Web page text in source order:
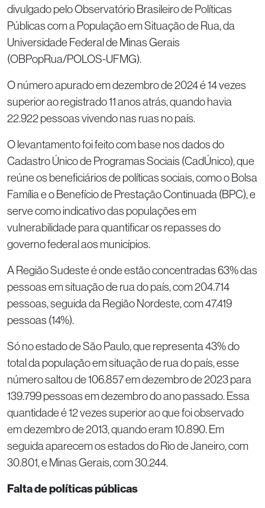
divulgado pelo Observatório Brasileiro de Políticas
Públicas com a População em Situação de Rua, da
Universidade Federal de Minas Gerais
(OBPopRua/POLOS-UFMG).
O número apurado em dezembro de 2024 é 14 vezes
superior ao registrado 11 anos atrás, quando havia
22.922 pessoas vivendo nas ruas no país.
O levantamento foi feito com base nos dados do
Cadastro Único de Programas Sociais (CadÚnico), que
reúne os beneficiários de políticas sociais, como o Bolsa
Família e o Benefício de Prestação Continuada (BPC), e
serve como indicativo das populações em
vulnerabilidade para quantificar os repasses do
governo federal aos municípios.
A Região Sudeste é onde estão concentradas 63% das
pessoas em situação de rua do país, com 204.714
pessoas, seguida da Região Nordeste, com 47.419
pessoas (14%).
Só no estado de São Paulo, que representa 43% do
total da população em situação de rua do país, esse
número saltou de 106.857 em dezembro de 2023 para
139.799 pessoas em dezembro do ano passado. Essa
quantidade é 12 vezes superior ao que foi observado
em dezembro de 2013, quando eram 10.890. Em
seguida aparecem os estados do Rio de Janeiro, com
30.801, e Minas Gerais, com 30.244.
Falta de políticas públicas